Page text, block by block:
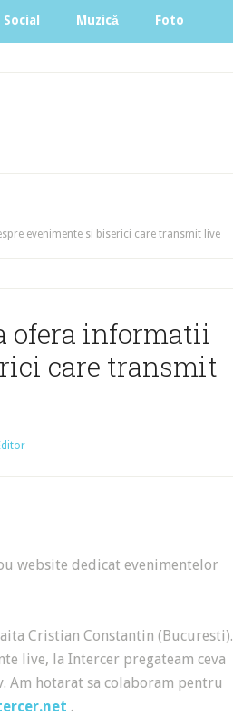
Social Muzică Foto
evenimente si biserici care transmit live
ofera informatii
care transmit
website dedicat evenimentelor
Cristian Constantin (Bucuresti).
live, la Intercer pregateam ceva
Am hotarat sa colaboram pentru
.